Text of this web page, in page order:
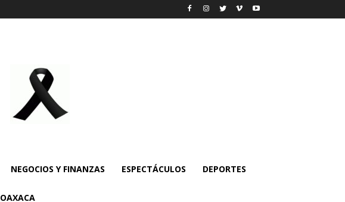
NEGOCIOS Y FINANZAS ESPECTÁCULOS DEPORTES
OAXACA